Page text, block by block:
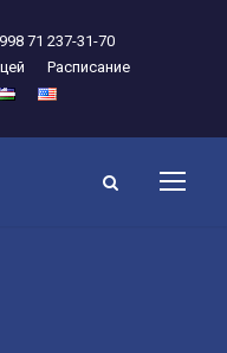
71 237-31-70
Расписание